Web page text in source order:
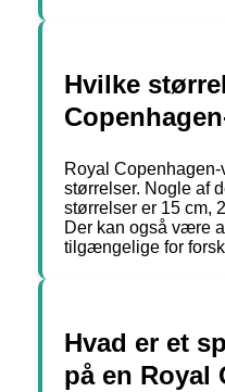
Hvilke
Royal
størrelser. Nogle af
størrelser er 15 cm,
Der kan også være
tilgængelige for
Hvad er et
på en Royal